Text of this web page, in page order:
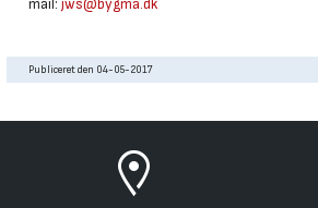
mail: jws@bygma.dk
Publiceret den 04-05-2017